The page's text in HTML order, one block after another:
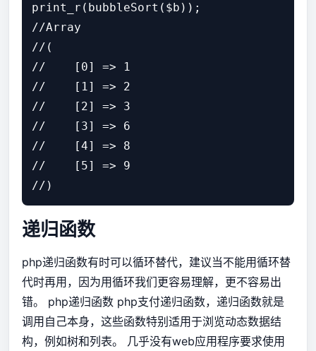
print_r(bubbleSort($b));
//Array
//(
//    [0] => 1
//    [1] => 2
//    [2] => 3
//    [3] => 6
//    [4] => 8
//    [5] => 9
递归函数
php递归函数有时可以循环替代，建议当不能用循环替
代时再用，因为用循环我们更容易理解，更不容易出
错。 php递归函数 php支付递归函数，递归函数就是
调用自己本身，这些函数特别适用于浏览动态数据结
构，例如树和列表。 几乎没有web应用程序要求使用